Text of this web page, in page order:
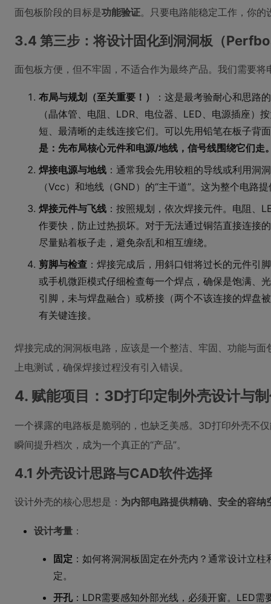
面包板阶段的目标是功能验证。只要电路能稳定工作，你的
3.4 第三步：将设计固化到洞洞板（
面包板方便，但不牢固，不适合作为最终产品。我们需要将
布局与规划（至关重要！）
：这是最考验耐心和思路
（晶体管、电阻、LDR、电位器、LED、电源插座）
短、最清晰的走线连接它们。可以先用铅笔在板子背
是：先布局核心元件和电源/地线，信号线围绕它们走
焊接电源与地线 ：通常我会先用较粗的导线或利用洞
（Vcc）和地线（GND）的“主干道”。这为整个电路
焊接元件与飞线 ：按照规划，依次焊接元件。电阻、
作要快，防止过热损坏。对于无法通过铜箔直接连接
尽量贴着板子走，避免杂乱和相互缠绕。
剪脚与检查 ：焊接完成后，用斜口钳将过长的元件引
或手机微距模式仔细检查每一个焊点，确保是饱满、
引脚，未与焊盘融合）或桥接（两个不该连接的焊盘
有关键连接。
焊接完成的洞洞板电路，应该是一个整洁、牢固、功能与
上电测试，确保焊接过程没有引入错误。
4. 赋能项目：3D打印定制外壳设计与
一个裸露的电路板是脆弱的，也缺乏美感。3D打印外壳不
瞬间提升档次，成为一个真正的“产品”。
4.1 外壳设计思路与CAD软件选择
设计外壳的核心思想是： 为内部电路提供精确、安全的容
设计考量 ：
固定 ：如何将洞洞板固定在外壳内？通常设计立
定。
开孔：LDR需要感知外部光线，必须开窗。LED